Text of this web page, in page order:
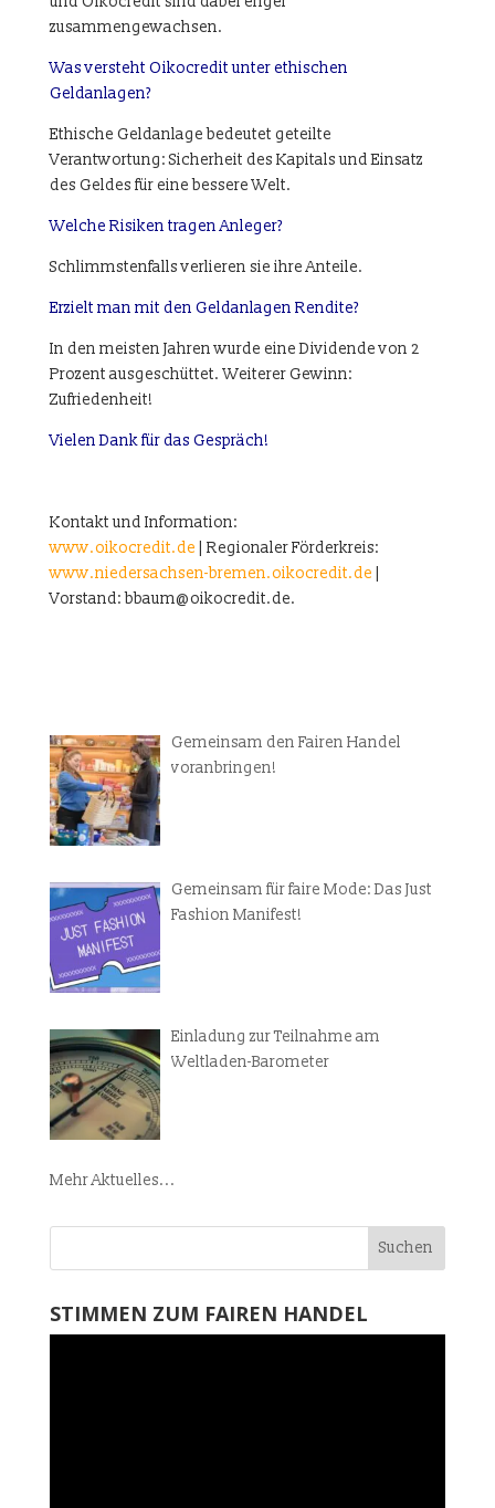
zusammengewachsen.
Was versteht Oikocredit unter ethischen
Geldanlagen?
Ethische Geldanlage bedeutet geteilte
Verantwortung: Sicherheit des Kapitals und Einsatz
des Geldes für eine bessere Welt.
Welche Risiken tragen Anleger?
Schlimmstenfalls verlieren sie ihre Anteile.
Erzielt man mit den Geldanlagen Rendite?
In den meisten Jahren wurde eine Dividende von 2
Prozent ausgeschüttet. Weiterer Gewinn:
Zufriedenheit!
Vielen Dank für das Gespräch!
Kontakt und Information:
www.oikocredit.de | Regionaler Förderkreis:
www.niedersachsen-bremen.oikocredit.de
Vorstand: bbaum@oikocredit.de.
Gemeinsam den Fairen Handel
voranbringen!
Gemeinsam für faire Mode: Das Just
Fashion Manifest!
Einladung zur Teilnahme am
Weltladen-Barometer
Mehr Aktuelles...
STIMMEN ZUM FAIREN HANDEL